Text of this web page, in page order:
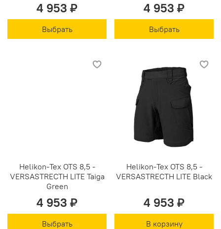
4 953 ₽
Выбрать
4 953 ₽
Выбрать
Helikon-Tex OTS 8,5 -
VERSASTRECTH LITE Taiga
Green
4 953 ₽
Выбрать
Helikon-Tex OTS 8,5 -
VERSASTRECTH LITE Black
4 953 ₽
В корзину